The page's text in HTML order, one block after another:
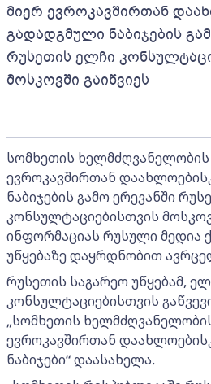
მიერ ევროკავშირთან
გადადგმული ნაბიჯების
რუსეთის ელჩი
მოსკოვში გაიწვიეს
სომხეთის ხელმძღვანელობის
ევროკავშირთან
ნაბიჯების გამო ერევანში
კონსულტაციებისთვის
ინფორმაციას რუსული მედია
უწყებაზე დაყრდნობით
რუსეთის საგარეო უწყებამ,
კონსულტაციებისთვის
„სომხეთის
ევროკავშირთან
ნაბიჯები“ დაასახელა.